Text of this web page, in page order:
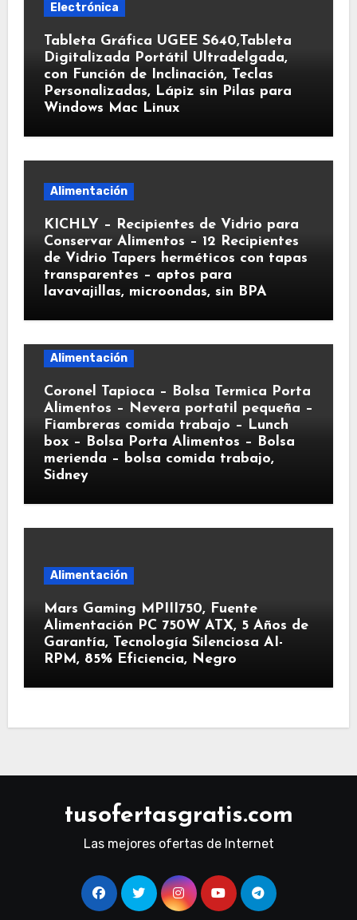
Electrónica
Tableta Gráfica UGEE S640,Tableta
Digitalizada Portátil Ultradelgada,
con Función de Inclinación, Teclas
Personalizadas, Lápiz sin Pilas para
Windows Mac Linux
Alimentación
KICHLY – Recipientes de Vidrio para
Conservar Alimentos – 12 Recipientes
de Vidrio Tapers herméticos con tapas
transparentes – aptos para
lavavajillas, microondas, sin BPA
Alimentación
Coronel Tapioca – Bolsa Termica Porta
Alimentos – Nevera portatil pequeña –
Fiambreras comida trabajo – Lunch
box – Bolsa Porta Alimentos – Bolsa
merienda – bolsa comida trabajo,
Sidney
Alimentación
Mars Gaming MPIII750, Fuente
Alimentación PC 750W ATX, 5 Años de
Garantía, Tecnología Silenciosa AI-
RPM, 85% Eficiencia, Negro
tusofertasgratis.com
Las mejores ofertas de Internet